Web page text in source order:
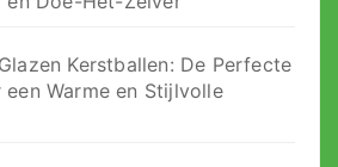
Kerstballen: De Perfecte
Warme en Stijlvolle